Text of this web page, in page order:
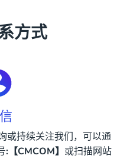
方式
或持续关注我们，可以通
:【CMCOM】 或扫描网站